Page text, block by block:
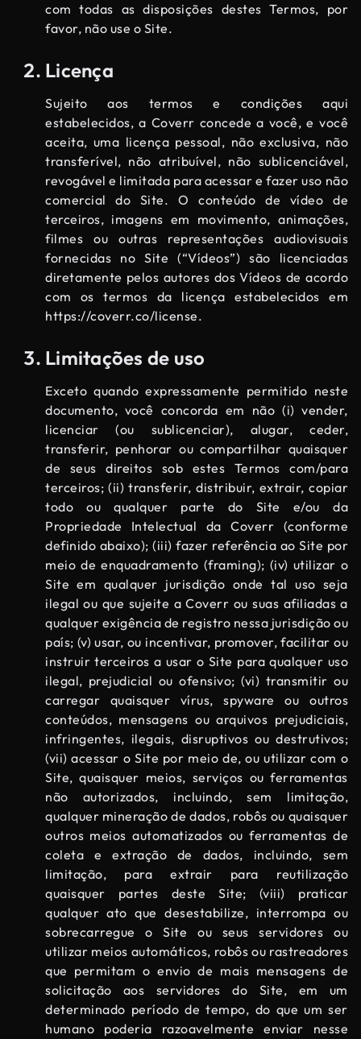
com todas as disposições destes Termos, por
favor, não use o Site.
Licença
Sujeito aos termos e condições aqui
estabelecidos, a Coverr concede a você, e você
aceita, uma licença pessoal, não exclusiva, não
transferível, não atribuível, não sublicenciável,
revogável e limitada para acessar e fazer uso não
comercial do Site. O conteúdo de vídeo de
terceiros, imagens em movimento, animações,
filmes ou outras representações audiovisuais
fornecidas no Site (“Vídeos”) são licenciadas
diretamente pelos autores dos Vídeos de acordo
com os termos da licença estabelecidos em
https://coverr.co/license.
Limitações de uso
Exceto quando expressamente permitido neste
documento, você concorda em não (i) vender,
licenciar (ou sublicenciar), alugar, ceder,
transferir, penhorar ou compartilhar quaisquer
de seus direitos sob estes Termos com/para
terceiros; (ii) transferir, distribuir, extrair, copiar
todo ou qualquer parte do Site e/ou da
Propriedade Intelectual da Coverr (conforme
definido abaixo); (iii) fazer referência ao Site por
meio de enquadramento (framing); (iv) utilizar o
Site em qualquer jurisdição onde tal uso seja
ilegal ou que sujeite a Coverr ou suas afiliadas a
qualquer exigência de registro nessa jurisdição ou
país; (v) usar, ou incentivar, promover, facilitar ou
instruir terceiros a usar o Site para qualquer uso
ilegal, prejudicial ou ofensivo; (vi) transmitir ou
carregar quaisquer vírus, spyware ou outros
conteúdos, mensagens ou arquivos prejudiciais,
infringentes, ilegais, disruptivos ou destrutivos;
(vii) acessar o Site por meio de, ou utilizar com o
Site, quaisquer meios, serviços ou ferramentas
não autorizados, incluindo, sem limitação,
qualquer mineração de dados, robôs ou quaisquer
outros meios automatizados ou ferramentas de
coleta e extração de dados, incluindo, sem
limitação, para extrair para reutilização
quaisquer partes deste Site; (viii) praticar
qualquer ato que desestabilize, interrompa ou
sobrecarregue o Site ou seus servidores ou
utilizar meios automáticos, robôs ou rastreadores
que permitam o envio de mais mensagens de
solicitação aos servidores do Site, em um
determinado período de tempo, do que um ser
humano poderia razoavelmente enviar nesse